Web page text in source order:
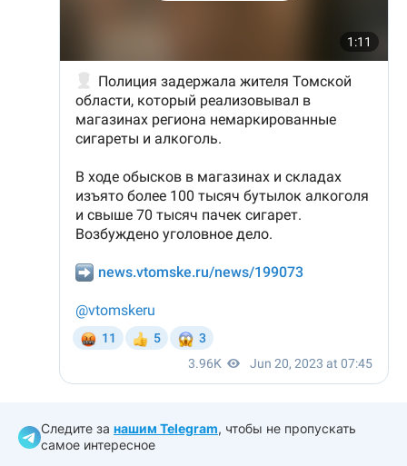
Следите за нашим Telegram, чтобы не пропускать
самое интересное